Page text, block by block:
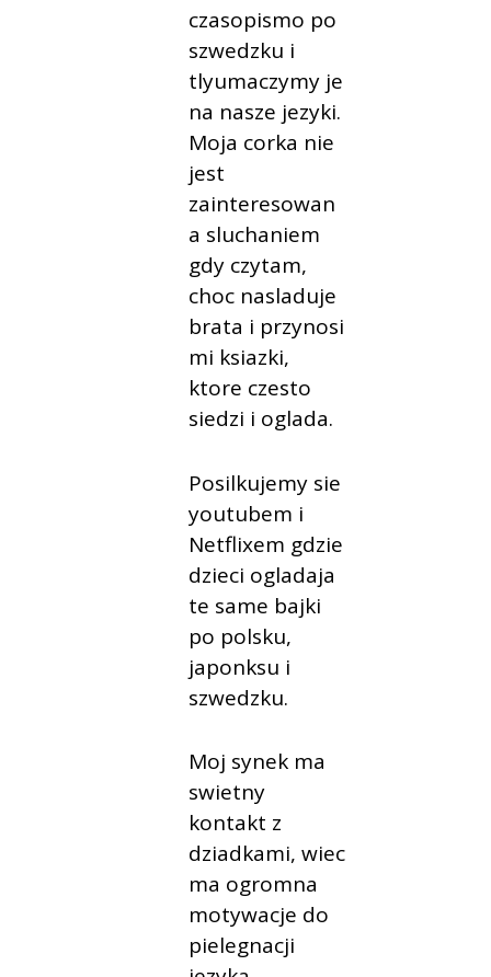
czasopismo po
szwedzku i
tlyumaczymy je
na nasze jezyki.
Moja corka nie
jest
zainteresowan
a sluchaniem
gdy czytam,
choc nasladuje
brata i przynosi
mi ksiazki,
ktore czesto
siedzi i oglada.
Posilkujemy sie
youtubem i
Netflixem gdzie
dzieci ogladaja
te same bajki
po polsku,
japonksu i
szwedzku.
Moj synek ma
swietny
kontakt z
dziadkami, wiec
ma ogromna
motywacje do
pielegnacji